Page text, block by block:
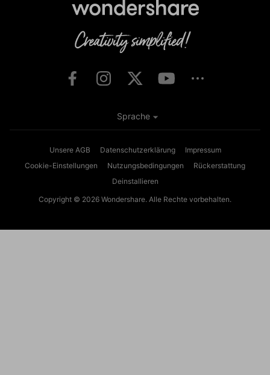
Unsere AGB Datenschutzerklärung
Impressum
Cookie-Einstellungen
Nutzungsbedingungen
Rückerstattung
Deinstallieren
Copyright © 2026 Wondershare. Alle Rechte vorbehalten.
Sprache